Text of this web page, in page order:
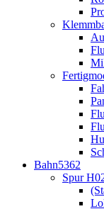
Bahn5362
Spur H0